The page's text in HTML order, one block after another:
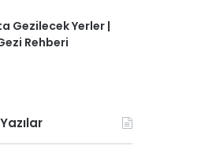
Gezilecek Yerler |
Rehberi